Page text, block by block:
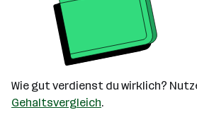
Wie gut verdienst du wirklich?
Gehaltsvergleich.